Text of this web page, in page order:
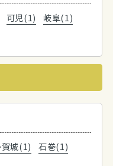
可児(1)
岐阜(1)
賀城(1)
石巻(1)